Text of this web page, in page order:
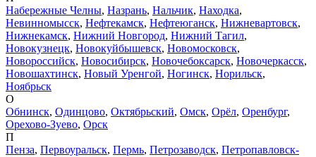
Набережные Челны, Назрань, Нальчик, Находка,
Невинномысск, Нефтекамск, Нефтеюганск, Нижневартовск,
Нижнекамск, Нижний Новгород, Нижний Тагил,
Новокузнецк, Новокуйбышевск, Новомосковск,
Новороссийск, Новосибирск, Новочебоксарск, Новочеркасск,
Новошахтинск, Новый Уренгой, Ногинск, Норильск,
Ноябрьск
О
Обнинск, Одинцово, Октябрьский, Омск, Орёл, Оренбург,
Орехово-Зуево, Орск
П
Пенза, Первоуральск, Пермь, Петрозаводск, Петропавловск-